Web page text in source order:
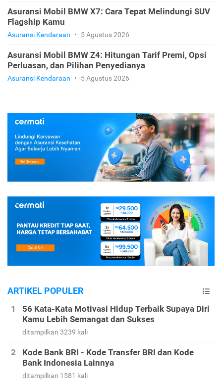
Asuransi Mobil BMW X7: Cara Tepat Melindungi SUV
Flagship Kamu
Asuransi Kendaraan • 5 Agustus 2026
Asuransi Mobil BMW Z4: Hitungan Tarif Premi, Opsi
Perluasan, dan Pilihan Penyedianya
Asuransi Kendaraan • 5 Agustus 2026
ARTIKEL POPULER
56 Kata-Kata Motivasi Hidup Terbaik Supaya Diri
Kamu Lebih Semangat dan Sukses
ditampilkan 3239 kali
Kode Bank BRI - Kode Transfer BRI dan Kode
Bank Indonesia Lainnya
ditampilkan 1581 kali